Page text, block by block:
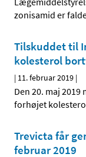
zonisamid er
Tilskuddet til
kolesterol
| 11. februar 2019 |
Den 20. maj
forhøjet
Trevicta får
februar 2019